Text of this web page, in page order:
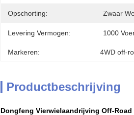
Opschorting: Zwaar
Levering Vermogen: 1000
Markeren: 4WD off-
Productbeschrijving
Dongfeng Vierwielaandrijving Off-